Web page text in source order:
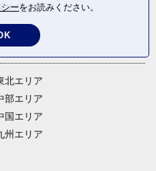
礼品なし
北エリア
部エリア
国エリア
州エリア
ーをお読みください。